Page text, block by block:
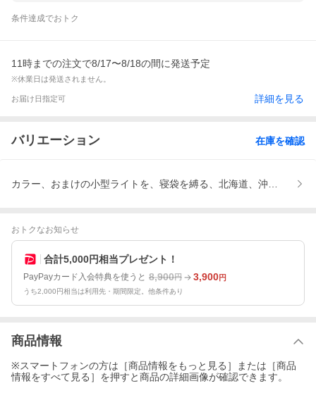
条件達成でおトク
11時までの注文で8/17〜8/18の間に発送予定
※休業日は発送されません。
お届け日指定可 詳細を見る
バリエーション 在庫を確認
カラー、おまけの小型ライトを、寝袋を縛る、北海道、沖縄・離
おトクなお知らせ
合計5,000円相当プレゼント！
PayPayカード入会特典を使うと 8,900円 3,900円
うち2,000円相当は利用先・期間限定。他条件あり
商品情報
※スマートフォンの方は［商品情報をもっと見る］または［商品
情報をすべて見る］を押すと商品の詳細画像が確認できます。